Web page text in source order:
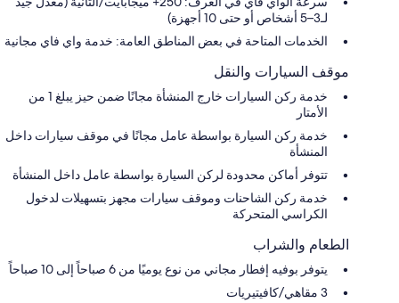
لـ3–5 أشخاص أو حتى 10 أجهزة)
الخدمات المتاحة في بعض المناطق العامة: خدمة واي فاي مجانية
موقف السيارات والنقل
خدمة ركن السيارات خارج المنشأة مجانًا ضمن حيز يبلغ 1 من
الأمتار
خدمة ركن السيارة بواسطة عامل مجانًا في موقف سيارات داخل
المنشأة
تتوفر أماكن محدودة لركن السيارة بواسطة عامل داخل المنشأة
خدمة ركن الشاحنات وموقف سيارات مجهز بتسهيلات لدخول
الكراسي المتحركة
الطعام والشراب
يتوفر بوفيه إفطار مجاني من نوع يوميًا من 6 صباحاً إلى 10 صباحاً
3 مقاهي/كافيتيريات